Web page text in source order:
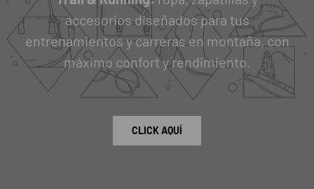
accesorios diseñados para tus
entrenamientos y carreras en montaña, con
máximo confort y rendimiento.
CLICK AQUÍ